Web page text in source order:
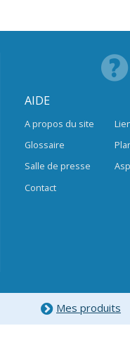
AIDE
A propos du site
Glossaire
Salle de presse
Contact
Mes produits